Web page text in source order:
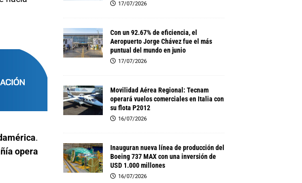
.
opera
17/07/2026
Con un 92.67% de eficiencia, el
Aeropuerto Jorge Chávez fue el más
puntual del mundo en junio
17/07/2026
Movilidad Aérea Regional: Tecnam
operará vuelos comerciales en Italia con
su flota P2012
16/07/2026
Inauguran nueva línea de producción del
Boeing 737 MAX con una inversión de
USD 1.000 millones
16/07/2026